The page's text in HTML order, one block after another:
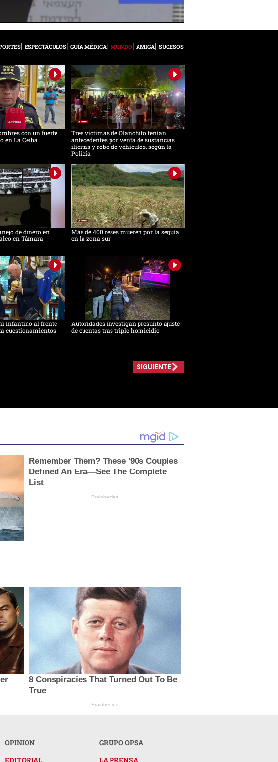
ESPECTÁCULOS GUÍA MÉDICA MUNDO AMIGA SUCESOS
con un fuerte
en La Ceiba
Tres víctimas de Olanchito tenían
antecedentes por venta de sustancias
ilícitas y robo de vehículos, según la
Policía
de dinero en
en Támara
Más de 400 reses mueren por la sequía
en la zona sur
Infantino al frente
cuestionamientos
Autoridades investigan presunto ajuste
de cuentas tras triple homicidio
SIGUIENTE
Remember Them? These '90s Couples
Defined An Era—See The Complete
List
Brainberries
8 Conspiracies That Turned Out To Be
True
Brainberries
OPINION
EDITORIAL
GRUPO OPSA
LA PRENSA